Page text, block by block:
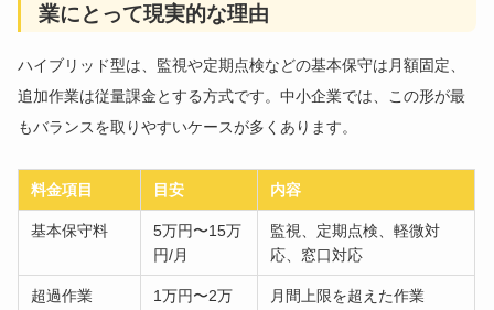
業にとって現実的な理由
ハイブリッド型は、監視や定期点検などの基本保守は月額固定、
追加作業は従量課金とする方式です。中小企業では、この形が最
もバランスを取りやすいケースが多くあります。
料金項目 目安 内容
基本保守料
5万円〜15万
円/月
監視、定期点検、軽微対
応、窓口対応
超過作業
1万円〜2万
月間上限を超えた作業